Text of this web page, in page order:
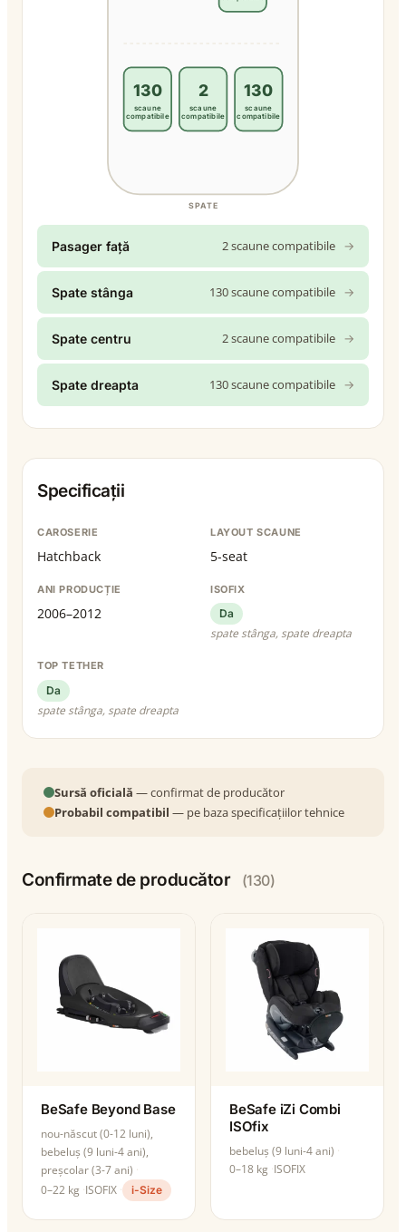
SPATE
130
scaune
compatibile
2
scaune
compatibile
130
scaune
compatibile
Pasager față 2 scaune compatibile →
Spate stânga 130 scaune compatibile →
Spate centru 2 scaune compatibile →
Spate dreapta 130 scaune compatibile →
Specificații
CAROSERIE
Hatchback
LAYOUT SCAUNE
5-seat
ANI PRODUCȚIE
2006–2012
ISOFIX
Da
spate stânga, spate dreapta
TOP TETHER
Da
spate stânga, spate dreapta
Sursă oficială — confirmat de producător
Probabil compatibil — pe baza specificațiilor tehnice
Confirmate de producător (130)
BeSafe Beyond Base
nou-născut (0-12 luni),
bebeluș (9 luni-4 ani),
preșcolar (3-7 ani)
0–22 kg ISOFIX i-Size
BeSafe iZi Combi
ISOfix
bebeluș (9 luni-4 ani)
0–18 kg ISOFIX